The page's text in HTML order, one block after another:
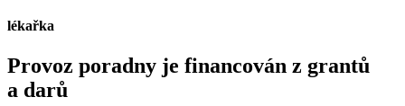
lékařka
Provoz poradny je financován z grantů
a darů